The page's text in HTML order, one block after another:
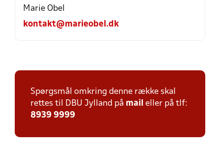
Marie Obel
kontakt@marieobel.dk
Spørgsmål omkring denne række skal
rettes til DBU Jylland på mail eller på tlf:
8939 9999